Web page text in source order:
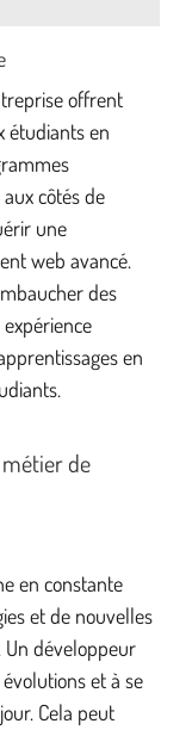
offrent
étudiants en
côtés de
une
web avancé.
des
en
de
en constante
et de nouvelles
développeur
et à se
Cela peut